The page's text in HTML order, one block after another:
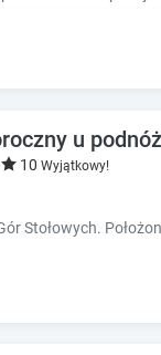
u
10 Wyjątkowy!